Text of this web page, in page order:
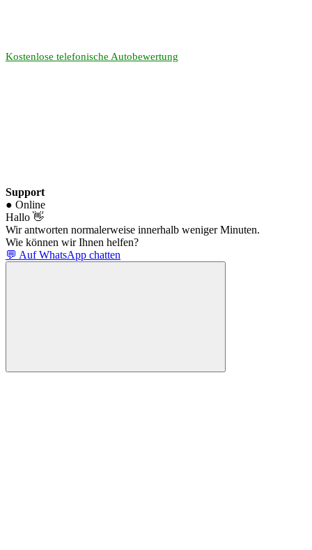
Kostenlose telefonische Autobewertung
Support
● Online
Hallo 👋
Wir antworten normalerweise innerhalb weniger Minuten.
Wie können wir Ihnen helfen?
💬 Auf WhatsApp chatten